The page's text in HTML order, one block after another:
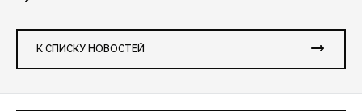
К СПИСКУ НОВОСТЕЙ